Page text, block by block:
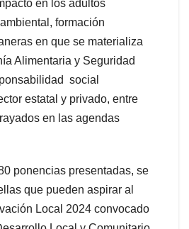
en los adultos
formación
en que se materializa
Alimentaria y Seguridad
social
estatal y privado, entre
en las agendas
ponencias presentadas, se
que pueden aspirar al
Local 2024 convocado